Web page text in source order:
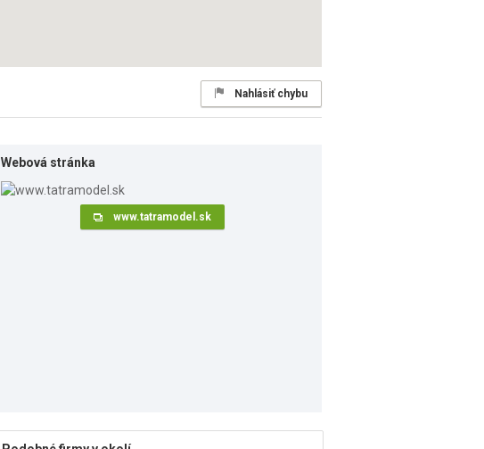
Nahlásiť chybu
Webová stránka
www.tatramodel.sk